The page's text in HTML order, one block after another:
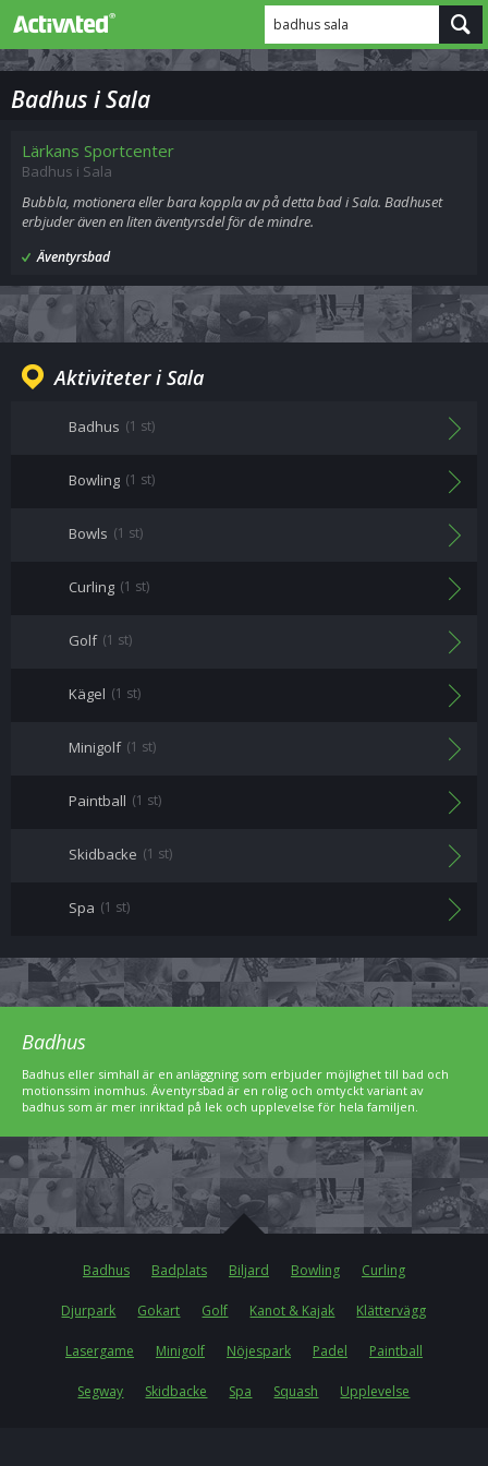
badhus sala
Badhus i Sala
Lärkans Sportcenter
Badhus i Sala
Bubbla, motionera eller bara koppla av på detta bad i Sala. Badhuset
erbjuder även en liten äventyrsdel för de mindre.
Äventyrsbad
Aktiviteter i Sala
Badhus (1 st)
Bowling (1 st)
Bowls (1 st)
Curling (1 st)
Golf (1 st)
Kägel (1 st)
Minigolf (1 st)
Paintball (1 st)
Skidbacke (1 st)
Spa (1 st)
Badhus
Badhus eller simhall är en anläggning som erbjuder möjlighet till bad och
motionssim inomhus. Äventyrsbad är en rolig och omtyckt variant av
badhus som är mer inriktad på lek och upplevelse för hela familjen.
Badhus Badplats Biljard Bowling Curling
Djurpark Gokart Golf Kanot & Kajak Klättervägg
Lasergame Minigolf Nöjespark Padel Paintball
Segway Skidbacke Spa Squash Upplevelse